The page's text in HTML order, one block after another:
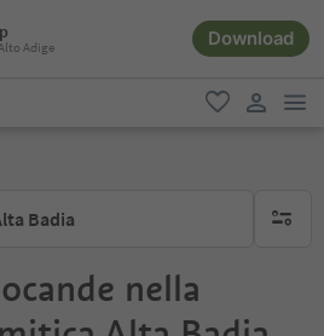
Adige Download
favoriti
Badia
nella